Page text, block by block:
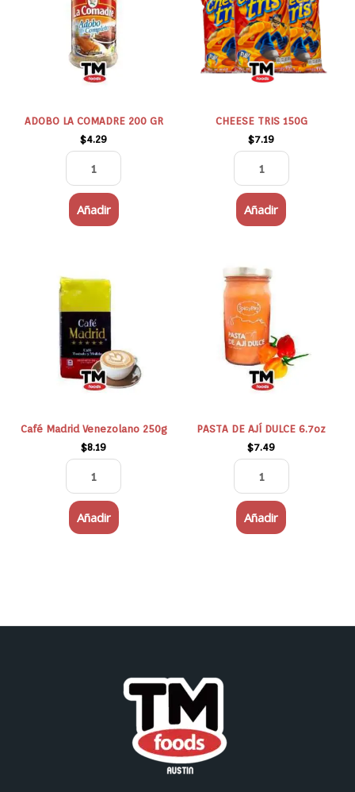
ADOBO LA COMADRE 200 GR
$4.29
200
GR
cantidad
Añadir
CHEESE TRIS 150G
$7.19
cantidad
Añadir
Café Madrid Venezolano 250g
$8.19
Madrid
Venezolano
250g
cantidad
Añadir
PASTA DE AJÍ DULCE 6.7oz
$7.49
DE
AJÍ
DULCE
6.7oz
cantidad
Añadir